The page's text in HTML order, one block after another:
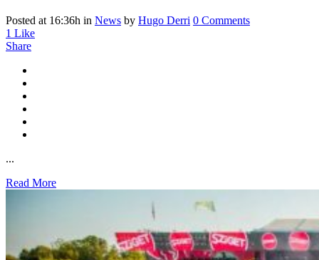
Posted at 16:36h in News by Hugo Derri 0 Comments
1 Like
Share
...
Read More